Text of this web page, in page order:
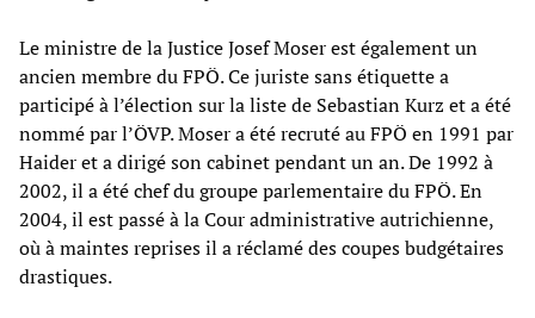
Le ministre de la Justice Josef Moser est également un
ancien membre du FPÖ. Ce juriste sans étiquette a
participé à l’élection sur la liste de Sebastian Kurz et a été
nommé par l’ÖVP. Moser a été recruté au FPÖ en 1991 par
Haider et a dirigé son cabinet pendant un an. De 1992 à
2002, il a été chef du groupe parlementaire du FPÖ. En
2004, il est passé à la Cour administrative autrichienne,
où à maintes reprises il a réclamé des coupes budgétaires
drastiques.